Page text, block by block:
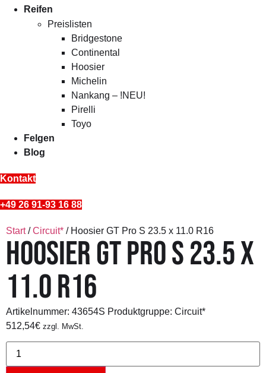
Reifen
Preislisten
Bridgestone
Continental
Hoosier
Michelin
Nankang – !NEU!
Pirelli
Toyo
Felgen
Blog
Kontakt
+49 26 91-93 16 88
Start/Circuit* / Hoosier GT Pro S 23.5 x 11.0 R16
HOOSIER GT PRO S 23.5 X
11.0 R16
Artikelnummer: 43654S Produktgruppe: Circuit*
512,54€ zzgl. MwSt.
Hoosier
GT
Pro